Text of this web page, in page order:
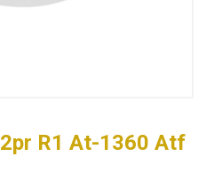
R1 At-1360 Atf